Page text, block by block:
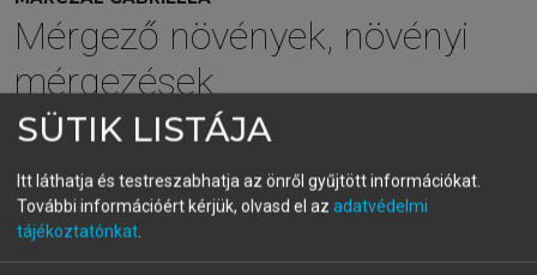
Mérgező növények, növényi
mérgezések
menu_book
SÜTIK LISTÁJA
Itt láthatja és testreszabhatja az önről gyűjtött információkat.
További információért kérjük, olvasd el az adatvédelmi
tájékoztatónkat